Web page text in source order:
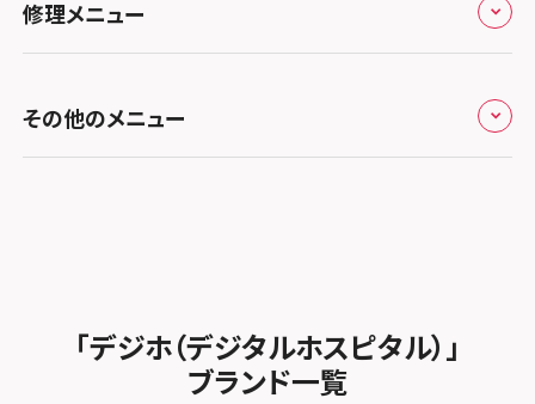
スマホスピタル テルル新越谷
スマホスピタル テルル草加花栗
スマホスピタル テルル東川口
スマホスピタル テルル松戸五香
スマホスピタル名古屋金山
スマホスピタル 大府
スマホスピタル 西枇杷島
スマホスピタル 尾張旭
スマホスピタル平和が丘
スマホスピタル春日井勝川
スマホスピタル難波
スマホスピタルイオンタウン茨木太田
スマホスピタル住道オペラパーク
スマホスピタル東大阪ロンモール布施
スマホスピタル西条
スマホスピタル福岡天神
スマホスピタル熊本下通
スマホスピタル GODOモバイル大分府内町
お知らせ
修理メニュー
iPhone修理メニュー
MacBook修理メニュー
その他のメニュー
FCNTスマートフォン修理
「デジホ（デジタルホスピタル）」
ブランド一覧